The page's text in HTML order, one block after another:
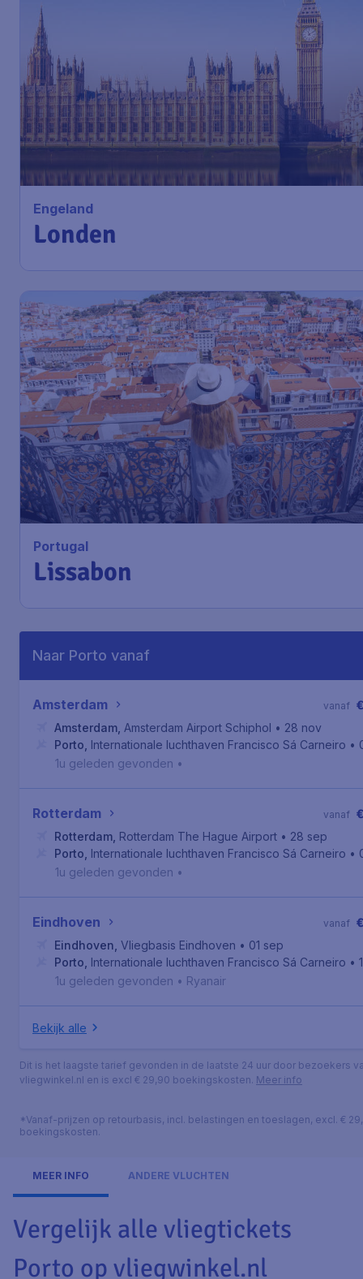
Engeland
Londen
Portugal
Lissabon
Naar Porto vanaf
Amsterdam €
vanaf
Amsterdam Amsterdam Airport Schiphol • 28 nov
Porto Internationale luchthaven Francisco Sá Carneiro •
1u geleden gevonden •
Rotterdam €
vanaf
Rotterdam Rotterdam The Hague Airport • 28 sep
Porto Internationale luchthaven Francisco Sá Carneiro •
1u geleden gevonden •
Eindhoven €
vanaf
Eindhoven Vliegbasis Eindhoven • 01 sep
Porto Internationale luchthaven Francisco Sá Carneiro •
1u geleden gevonden • Ryanair
Bekijk alle
Dit is het laagste tarief gevonden in de laatste 24 uur door bezoekers
vliegwinkel.nl en is excl € 29,90 boekingskosten. Meer info
*Vanaf-prijzen op retourbasis, incl. belastingen en toeslagen, excl. €
boekingskosten.
MEER INFO ANDERE VLUCHTEN
Vergelijk alle vliegtickets
Porto op vliegwinkel.nl